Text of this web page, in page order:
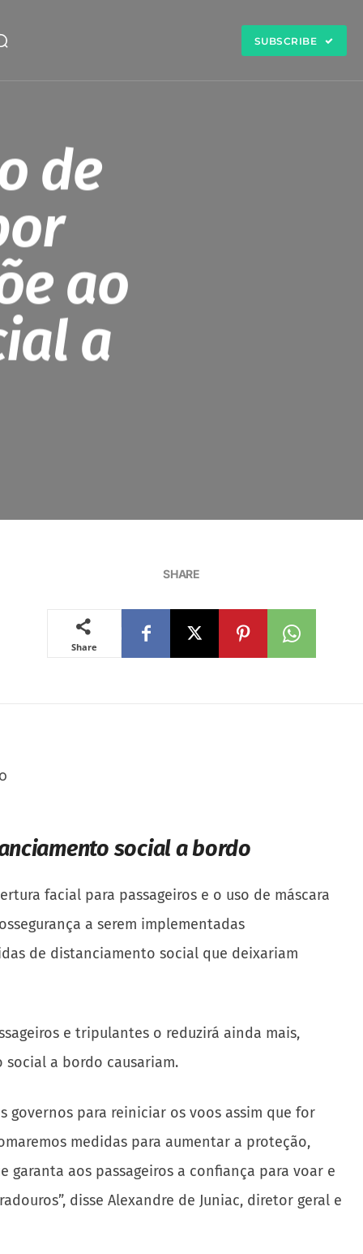
SUBSCRIBE
de
ao
a
SHARE
Share
social a bordo
facial para passageiros e o uso de máscara
a serem implementadas
de distanciamento social que deixariam
e tripulantes o reduzirá ainda mais,
a bordo causariam.
governos para reiniciar os voos assim que for
medidas para aumentar a proteção,
garanta aos passageiros a confiança para voar e
disse Alexandre de Juniac, diretor geral e